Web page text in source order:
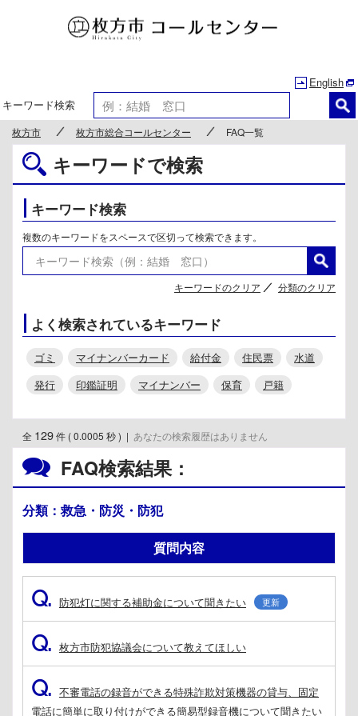
English
キーワード検索
枚方市 枚方市総合コールセンター FAQ一覧
キーワードで検索
キーワード検索
複数のキーワードをスペースで区切って検索できます。
キーワードのクリア 分類のクリア
よく検索されているキーワード
ゴミ マイナンバーカード 給付金 住民票
水道
発行
印鑑証明 マイナンバー 保育 戸籍
FAQ検索結果：
分類：救急・防災・防犯
全 129件 ( 0.0005 秒 ) | あなたの検索履歴はありません
質問内容
Q. 防犯灯に関する補助金について聞きたい 更新
Q. 枚方市防犯協議会について教えてほしい
Q. 不審電話の録音ができる特殊詐欺対策機器の貸与、固定
電話に簡単に取り付けができる簡易型録音機について聞きたい